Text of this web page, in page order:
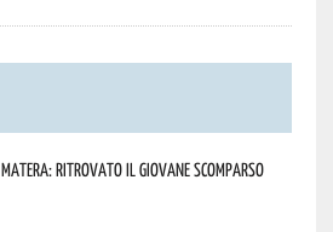
Matera: ritrovato il giovane scomparso